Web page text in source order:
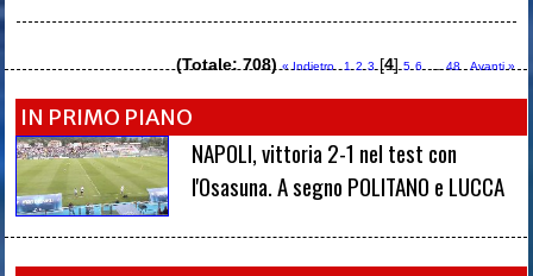
(Totale: 708) « Indietro 1 2 3 [4] 5 6 48 Avanti »
IN PRIMO PIANO
NAPOLI, vittoria 2-1 nel test con
l'Osasuna. A segno POLITANO e LUCCA